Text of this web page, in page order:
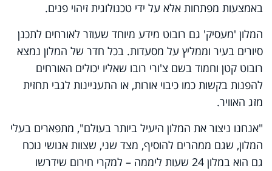
באמצעות מפתחות אלא על ידי טכנולוגית זיהוי פנים.
המלון 'מעסיק' גם רובוט מידע מיוחד שעוזר לאורחים לתכנן
סיורים בעיר וממליץ על מסעדות. בכל חדר של המלון נמצא
רובוט קטן וחמוד בשם צ'ורי רובו שאליו יכולים האורחים
להפנות בקשות כמו כיבוי אורות, או התעניינות לגבי תחזית
מזג האוויר.
"אנחנו ניצור את המלון היעיל ביותר בעולם", מתפארים בעלי
המלון, שגם ממהרים להוסיף, מצד שני, שצוות אנושי נוכח
גם הוא במלון 24 שעות ליממה – למקרי חירום שידרשו